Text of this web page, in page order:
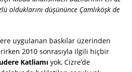
olduklarını düşününce Çamlıköşk de
uygulanan baskılar üzerinden
2010 sonrasıyla ilgili hiçbir
Katliamı yok, Cizre’de